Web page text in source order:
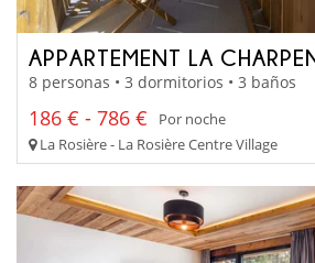
8 personas • 3 dormitorios • 3 baños
186 € - 786 €
Por noche
La Rosière - La Rosière Centre Village